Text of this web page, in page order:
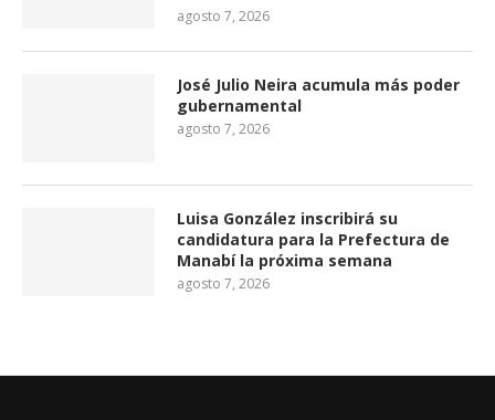
agosto 7, 2026
José Julio Neira acumula más poder
gubernamental
agosto 7, 2026
Luisa González inscribirá su
candidatura para la Prefectura de
Manabí la próxima semana
agosto 7, 2026